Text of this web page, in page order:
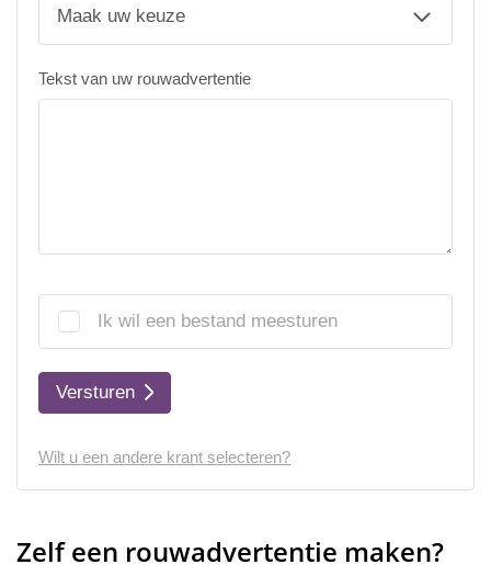
Tekst van uw rouwadvertentie
Ik wil een bestand meesturen
Versturen
Wilt u een andere krant selecteren?
Zelf een rouwadvertentie maken?